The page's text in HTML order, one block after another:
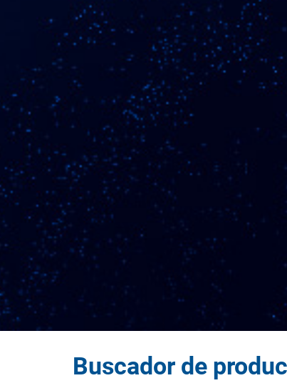
Buscador de